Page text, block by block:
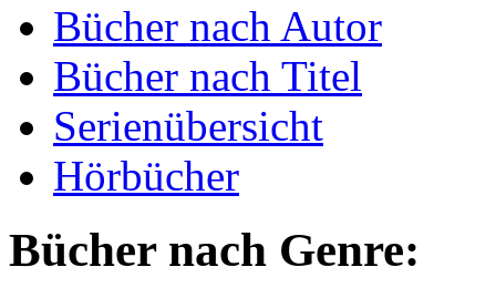
Bücher nach Autor
Bücher nach Titel
Serienübersicht
Hörbücher
Bücher nach Genre: